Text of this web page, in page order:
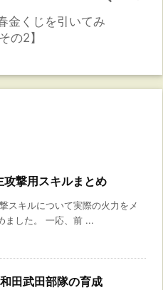
金くじを引いてみ
の2】
攻撃用スキルまとめ
スキルについて実際の火力をメ
ました。 一応、前 ...
和田武田部隊の育成